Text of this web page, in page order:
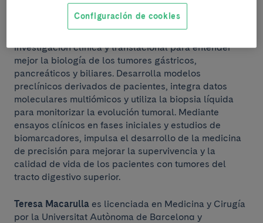
investigación clínica y translacional para entender
mejor la biología de los tumores gástricos,
pancreáticos y biliares. Desarrolla modelos
preclínicos derivados de pacientes, integra datos
moleculares multiómicos y utiliza la biopsia líquida
para monitorizar la evolución tumoral. Mediante
ensayos clínicos en fases iniciales y estudios de
biomarcadores, impulsa el desarrollo de la medicina
de precisión para mejorar la supervivencia y la
calidad de vida de los pacientes con tumores del
tracto digestivo superior.
Teresa Macarulla es licenciada en Medicina y Cirugía
por la Universitat Autònoma de Barcelona y
Configuración de cookies